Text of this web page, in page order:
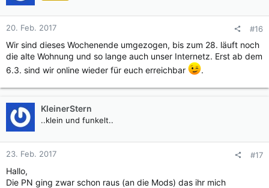
20. Feb. 2017 #16
Wir sind dieses Wochenende umgezogen, bis zum 28. läuft noch
die alte Wohnung und so lange auch unser Internetz. Erst ab dem
6.3. sind wir online wieder für euch erreichbar
.
KleinerStern
..klein und funkelt..
23. Feb. 2017 #17
Hallo,
Die PN ging zwar schon raus (an die Mods) das ihr mich